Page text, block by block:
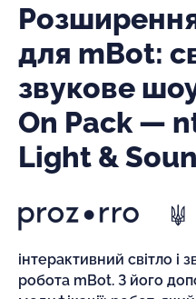
для mBot:
звукове
On Pack —
Light &
інтерактивний світло і
робота mBot. З його